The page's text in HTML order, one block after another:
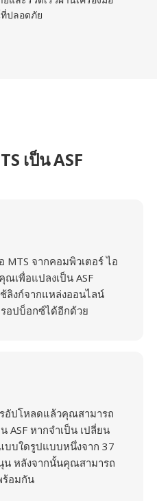
ปลอดภัย
เป็น ASF
MTS จากคอมพิวเตอร์ ไอ
เพื่อแปลงเป็น ASF
ลิงก์จากแหล่งออนไลน์
อปบ็อกซ์ได้อีกด้วย
อัปโหลดแล้วคุณสามารถ
ASF หากจำเป็น เปลี่ยน
บบใดรูปแบบหนึ่งจาก 37
หลังจากนั้นคุณสามารถ
ร้อมกัน